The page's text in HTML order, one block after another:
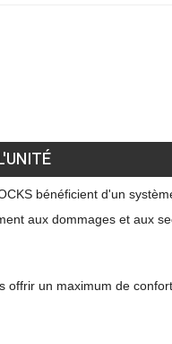
bénéficient d'un
aux dommages et aux
un maximum de